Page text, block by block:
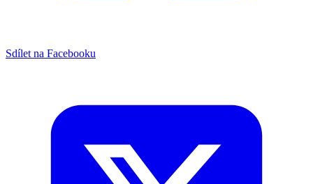
Sdílet na Facebooku